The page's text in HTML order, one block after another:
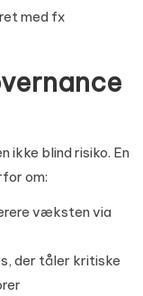
med fx
blind risiko. En
om:
væksten via
der tåler kritiske